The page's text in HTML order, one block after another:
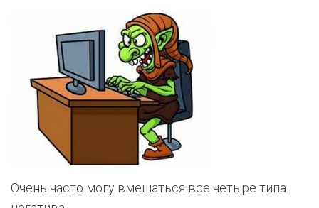
Очень часто могу вмешаться все четыре типа